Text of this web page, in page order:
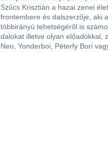
Szűcs Krisztián a hazai zenei
frontembere és dalszerzője, aki
többirányú tehetségéről is
dalokat illetve olyan előadókkal,
Neo, Yonderboi, Péterfy Bori